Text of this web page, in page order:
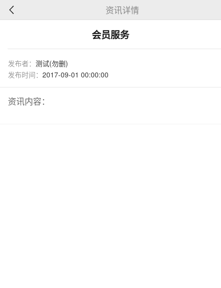
资讯详情
会员服务
发布者： 测试(勿删)
发布时间： 2017-09-01 00:00:00
资讯内容：